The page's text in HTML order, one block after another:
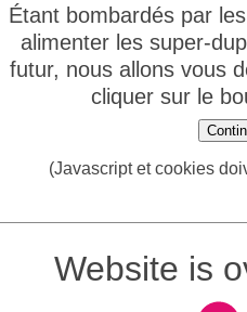
Étant bombardés par
alimenter les super-
futur, nous allons vous
cliquer sur le
(Javascript et cookies
Website is